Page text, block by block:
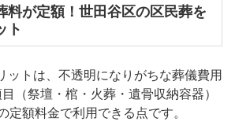
料が定額！世田谷区の区民葬を
ト
ットは、不透明になりがちな葬儀費用
（祭壇・棺・火葬・遺骨収納容器）
定額料金で利用できる点です。